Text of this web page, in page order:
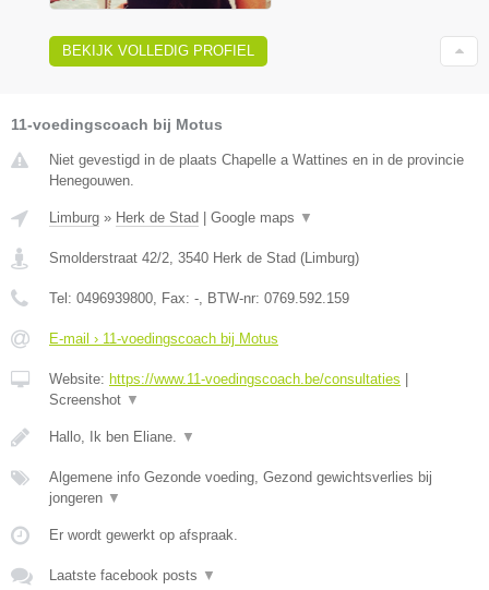
BEKIJK VOLLEDIG PROFIEL
11-voedingscoach bij Motus
Niet gevestigd in de plaats Chapelle a Wattines en in de provincie
Henegouwen.
Limburg » Herk de Stad Google maps ▼
Smolderstraat 42/2, 3540 Herk de Stad (Limburg)
Tel: 0496939800, Fax: -, BTW-nr: 0769.592.159
E-mail › 11-voedingscoach bij Motus
Website: https://www.11-voedingscoach.be/consultaties
Screenshot ▼
Hallo, Ik ben Eliane. ▼
Algemene info Gezonde voeding, Gezond gewichtsverlies bij
jongeren ▼
Er wordt gewerkt op afspraak.
Laatste facebook posts ▼